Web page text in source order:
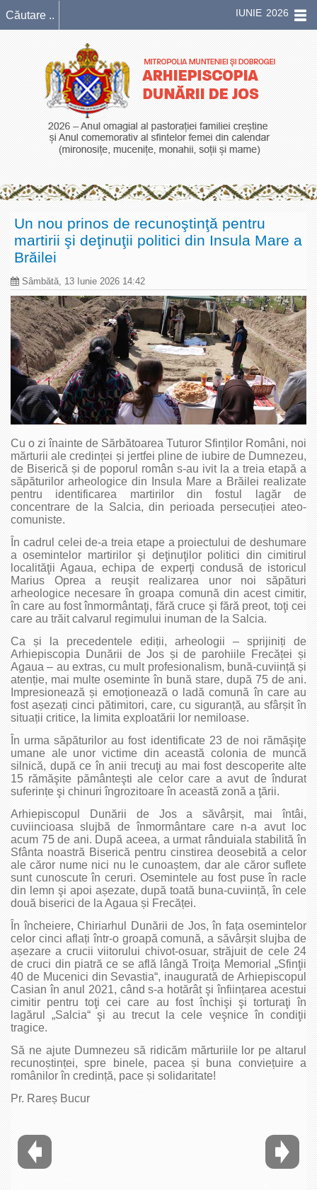
IUNIE 2026
Un nou prinos de recunoştinţă pentru
martirii şi deţinuţii politici din Insula Mare a
Brăilei
Sâmbătă, 13 Iunie 2026 14:42
Cu o zi înainte de Sărbătoarea Tuturor Sfinților Români, noi
mărturii ale credinței și jertfei pline de iubire de Dumnezeu,
de Biserică și de poporul român s-au ivit la a treia etapă a
săpăturilor arheologice din Insula Mare a Brăilei realizate
pentru identificarea martirilor din fostul lagăr de
concentrare de la Salcia, din perioada persecuției ateo-
comuniste.
În cadrul celei de-a treia etape a proiectului de deshumare
a osemintelor martirilor şi deţinuţilor politici din cimitirul
localităţii Agaua, echipa de experţi condusă de istoricul
Marius Oprea a reuşit realizarea unor noi săpături
arheologice necesare în groapa comună din acest cimitir,
în care au fost înmormântaţi, fără cruce şi fără preot, toţi cei
care au trăit calvarul regimului inuman de la Salcia.
Ca și la precedentele ediții, arheologii – sprijiniți de
Arhiepiscopia Dunării de Jos și de parohiile Frecăței și
Agaua – au extras, cu mult profesionalism, bună-cuviință și
atenție, mai multe oseminte în bună stare, după 75 de ani.
Impresionează și emoționează o ladă comună în care au
fost așezați cinci pătimitori, care, cu siguranță, au sfârșit în
situații critice, la limita exploatării lor nemiloase.
În urma săpăturilor au fost identificate 23 de noi rămăşiţe
umane ale unor victime din această colonia de muncă
silnică, după ce în anii trecuţi au mai fost descoperite alte
15 rămăşite pământeşti ale celor care a avut de îndurat
suferințe şi chinuri îngrozitoare în această zonă a ţării.
Arhiepiscopul Dunării de Jos a săvârșit, mai întâi,
cuviincioasa slujbă de înmormântare care n-a avut loc
acum 75 de ani. După aceea, a urmat rânduiala stabilită în
Sfânta noastră Biserică pentru cinstirea deosebită a celor
ale căror nume nici nu le cunoaștem, dar ale căror suflete
sunt cunoscute în ceruri. Osemintele au fost puse în racle
din lemn şi apoi așezate, după toată buna-cuviință, în cele
două biserici de la Agaua și Frecăței.
În încheiere, Chiriarhul Dunării de Jos, în fața osemintelor
celor cinci aflați într-o groapă comună, a săvârșit slujba de
așezare a crucii viitorului chivot-osuar, străjuit de cele 24
de cruci din piatră ce se află lângă Troiţa Memorial „Sfinţii
40 de Mucenici din Sevastia“, inaugurată de Arhiepiscopul
Casian în anul 2021, când s-a hotărât şi înființarea acestui
cimitir pentru toţi cei care au fost închişi şi torturaţi în
lagărul „Salcia“ şi au trecut la cele veşnice în condiţii
tragice.
Să ne ajute Dumnezeu să ridicăm mărturiile lor pe altarul
recunoștinței, spre binele, pacea și buna conviețuire a
românilor în credință, pace și solidaritate!
Pr. Rareș Bucur